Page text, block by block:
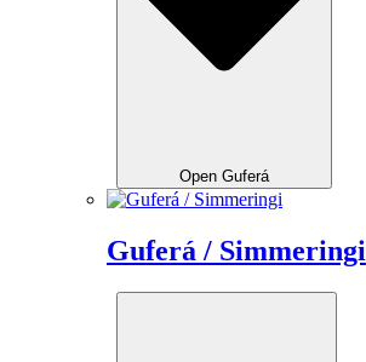
Open Guferá
Guferá / Simmeringi